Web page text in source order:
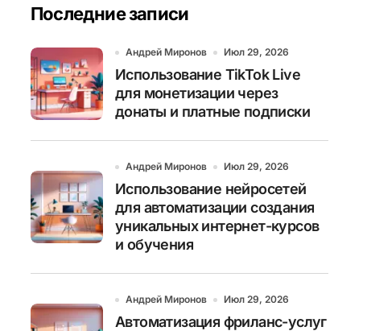
Последние записи
Андрей Миронов Июл 29, 2026
Использование TikTok Live
для монетизации через
донаты и платные подписки
Андрей Миронов Июл 29, 2026
Использование нейросетей
для автоматизации создания
уникальных интернет-курсов
и обучения
Андрей Миронов Июл 29, 2026
Автоматизация фриланс-услуг